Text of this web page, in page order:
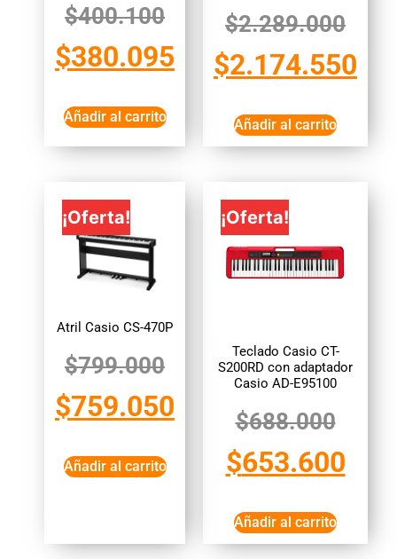
$400.100
$380.095
Añadir al carrito
$2.289.000
$2.174.550
Añadir al carrito
¡Oferta!
Atril Casio CS-470P
$799.000
$759.050
Añadir al carrito
¡Oferta!
Teclado Casio CT-
S200RD con adaptador
Casio AD-E95100
$688.000
$653.600
Añadir al carrito